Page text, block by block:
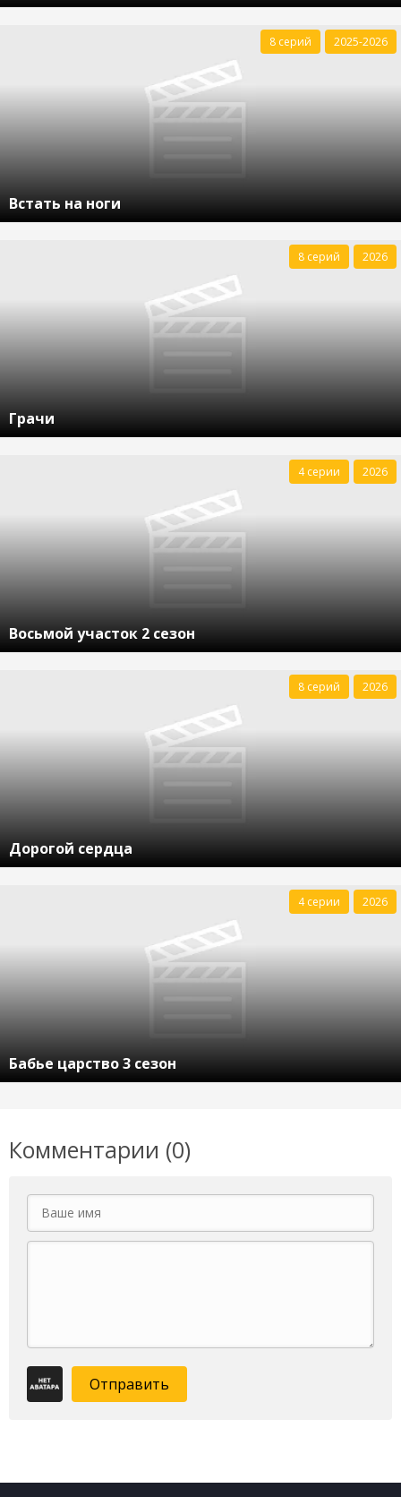
Встать на ноги
8 серий 2025-2026
Грачи
8 серий 2026
Восьмой участок 2 сезон
4 серии 2026
Дорогой сердца
8 серий 2026
Бабье царство 3 сезон
4 серии 2026
Комментарии (0)
Отправить